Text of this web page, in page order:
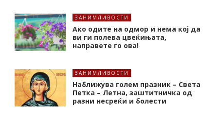
ЗАНИМЛИВОСТИ
Ако одите на одмор и нема кој да
ви ги полева цвеќињата,
направете го ова!
ЗАНИМЛИВОСТИ
Наближува голем празник – Света
Петка – Летна, заштитничка од
разни несреќи и болести